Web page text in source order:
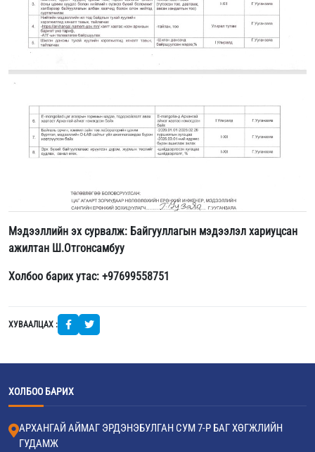
Мэдээллийн эх сурвалж: Байгууллагын мэдээлэл хариуцсан
ажилтан Ш.Отгонсамбуу
Холбоо барих утас: +97699558751
ХУВААЛЦАХ :
ХОЛБОО БАРИХ
АРХАНГАЙ АЙМАГ ЭРДЭНЭБУЛГАН СУМ 7-Р БАГ ХӨГЖЛИЙН
ГУДАМЖ